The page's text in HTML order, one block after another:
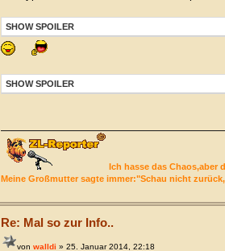
SHOW SPOILER
SHOW SPOILER
Ich hasse das Chaos,aber
Meine Großmutter sagte immer:"Schau nicht
Re: Mal so zur Info..
vonwalldi » 25. Januar 2014, 22:18